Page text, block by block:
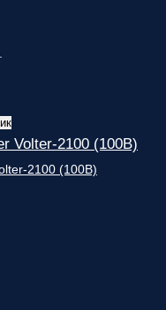
Volter-2100 (100В)